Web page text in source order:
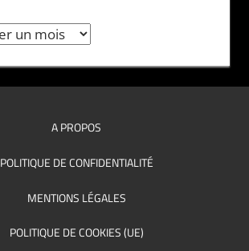
A PROPOS
POLITIQUE DE CONFIDENTIALITÉ
MENTIONS LÉGALES
POLITIQUE DE COOKIES (UE)